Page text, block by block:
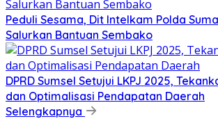
Peduli Sesama, Dit Intelkam Polda
Salurkan Bantuan Sembako
DPRD Sumsel Setujui LKPJ 2025,
dan Optimalisasi Pendapatan Daerah
Selengkapnya